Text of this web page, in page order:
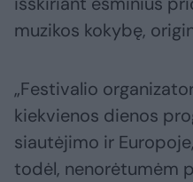
muzikos kokybę,
„Festivalio
kiekvienos dienos
siautėjimo ir
todėl, nenorėtumėm